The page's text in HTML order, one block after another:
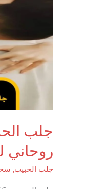
روحاني
جلب الحبيب,